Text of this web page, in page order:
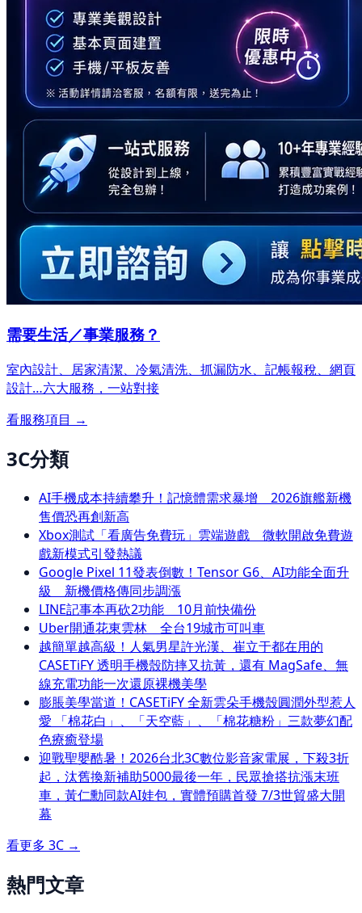
需要生活／事業服務？
室內設計、居家清潔、冷氣清洗、抓漏防水、記帳報稅、網頁
設計…六大服務，一站對接
看服務項目 →
3C分類
AI手機成本持續攀升！記憶體需求暴增 2026旗艦新機
售價恐再創新高
Xbox測試「看廣告免費玩」雲端遊戲 微軟開啟免費遊
戲新模式引發熱議
Google Pixel 11發表倒數！Tensor G6、AI功能全面升
級 新機價格傳同步調漲
LINE記事本再砍2功能 10月前快備份
Uber開通花東雲林 全台19城市可叫車
越簡單越高級！人氣男星許光漢、崔立于都在用的
CASETiFY 透明手機殼防摔又抗黃，還有 MagSafe、無
線充電功能一次還原裸機美學
膨脹美學當道！CASETiFY 全新雲朵手機殼圓潤外型惹人
愛 「棉花白」、「天空藍」、「棉花糖粉」三款夢幻配
色療癒登場
迎戰聖嬰酷暑！2026台北3C數位影音家電展，下殺3折
起，汰舊換新補助5000最後一年，民眾搶搭抗漲末班
車，黃仁勳同款AI娃包，實體預購首發 7/3世貿盛大開
幕
看更多 3C →
熱門文章